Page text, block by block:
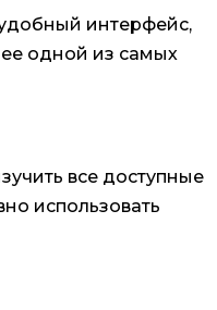
интерфейс,
одной из самых
все доступные
использовать